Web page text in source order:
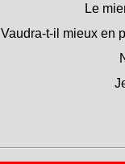
Le
Vaudra-t-il mieux en